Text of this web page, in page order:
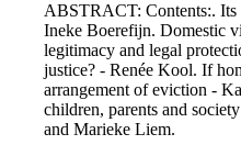
ABSTRACT: Contents:. Its
Ineke Boerefijn. Domestic
legitimacy and legal
justice? - Renée Kool. If
arrangement of eviction -
children, parents and
and Marieke Liem.